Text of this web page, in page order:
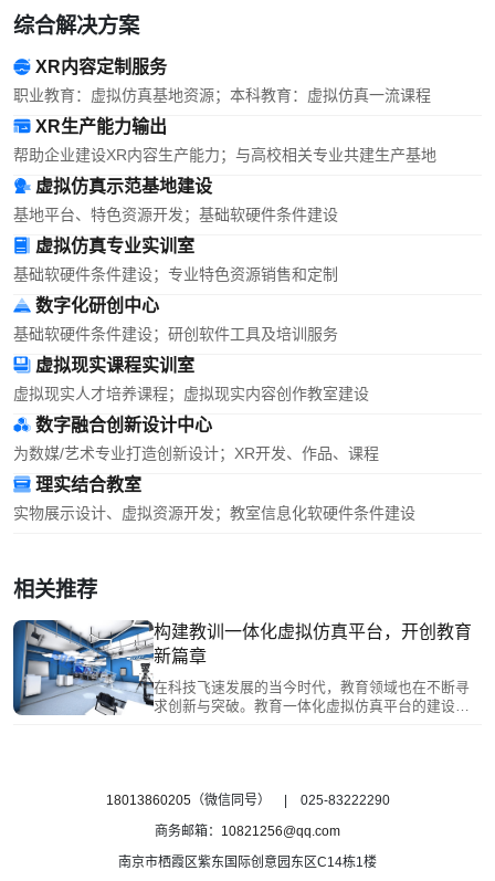
综合解决方案
XR内容定制服务
职业教育：虚拟仿真基地资源；本科教育：虚拟仿真一流课程
XR生产能力输出
帮助企业建设XR内容生产能力；与高校相关专业共建生产基地
虚拟仿真示范基地建设
基地平台、特色资源开发；基础软硬件条件建设
虚拟仿真专业实训室
基础软硬件条件建设；专业特色资源销售和定制
数字化研创中心
基础软硬件条件建设；研创软件工具及培训服务
虚拟现实课程实训室
虚拟现实人才培养课程；虚拟现实内容创作教室建设
数字融合创新设计中心
为数媒/艺术专业打造创新设计；XR开发、作品、课程
理实结合教室
实物展示设计、虚拟资源开发；教室信息化软硬件条件建设
相关推荐
构建教训一体化虚拟仿真平台，开创教育
新篇章
在科技飞速发展的当今时代，教育领域也在不断寻
求创新与突破。教育一体化虚拟仿真平台的建设，
18013860205（微信同号） | 025-83222290
商务邮箱： 10821256@qq.com
南京市栖霞区紫东国际创意园东区C14栋1楼